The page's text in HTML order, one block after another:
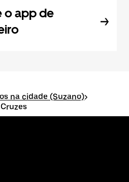
o app de
na cidade (Suzano)>